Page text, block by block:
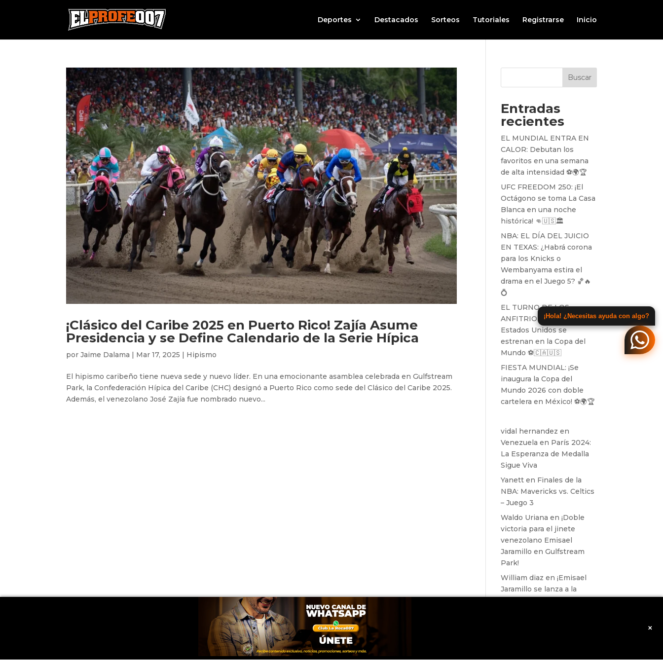
Deportes Destacados Sorteos Tutoriales Registrarse Inicio
¡Clásico del Caribe 2025 en Puerto Rico! Zajía Asume
Presidencia y se Define Calendario de la Serie Hípica
porJaime Dalama | Mar 17, 2025 | Hipismo
El hipismo caribeño tiene nueva sede y nuevo líder. En una emocionante asamblea celebrada en Gulfstream
Park, la Confederación Hípica del Caribe (CHC) designó a Puerto Rico como sede del Clásico del Caribe 2025.
Además, el venezolano José Zajía fue nombrado nuevo...
Buscar
Entradas
recientes
EL MUNDIAL ENTRA EN
CALOR: Debutan los
favoritos en una semana
de alta intensidad ⚽️🌍🏆
UFC FREEDOM 250: ¡El
Octágono se toma La Casa
Blanca en una noche
histórica! 👊🇺🇸🏛️
NBA: EL DÍA DEL JUICIO
EN TEXAS: ¿Habrá corona
para los Knicks o
Wembanyama estira el
drama en el Juego 5? 🏀🔥
💍
EL TURNO DE LOS
ANFITRIONES: Canadá y
Estados Unidos se
estrenan en la Copa del
Mundo ⚽️🇨🇦🇺🇸
FIESTA MUNDIAL: ¡Se
inaugura la Copa del
Mundo 2026 con doble
cartelera en México! ⚽️🌍🏆
vidal hernandez en
Venezuela en París 2024:
La Esperanza de Medalla
Sigue Viva
Yanett en Finales de la
NBA: Mavericks vs. Celtics
– Juego 3
Waldo Uriana en¡Doble
victoria para el jinete
venezolano Emisael
Jaramillo en Gulfstream
Park!
William diaz en¡Emisael
Jaramillo se lanza a la
¡Hola! ¿Necesitas ayuda con algo?
×